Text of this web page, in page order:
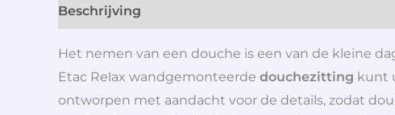
Beschrijving
Het nemen van een douche is een van de kleine
Etac Relax wandgemonteerde douchezitting kunt
ontworpen met aandacht voor de details, zodat